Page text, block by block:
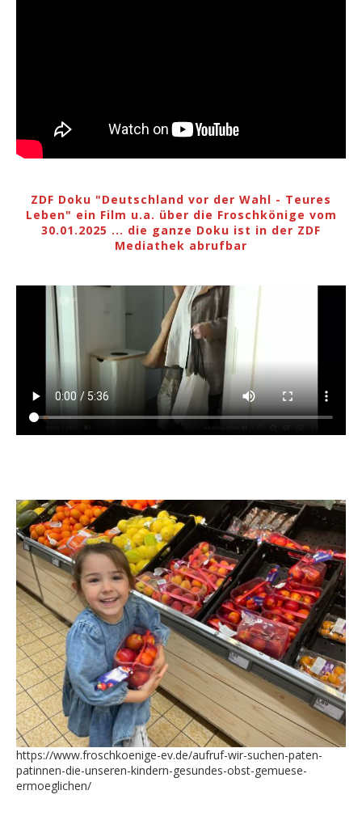
ZDF Doku "Deutschland vor der Wahl - Teures
Leben" ein Film u.a. über die Froschkönige vom
30.01.2025 ... die ganze Doku ist in der ZDF
Mediathek abrufbar
https://www.froschkoenige-ev.de/aufruf-wir-suchen-paten-
patinnen-die-unseren-kindern-gesundes-obst-gemuese-
ermoeglichen/